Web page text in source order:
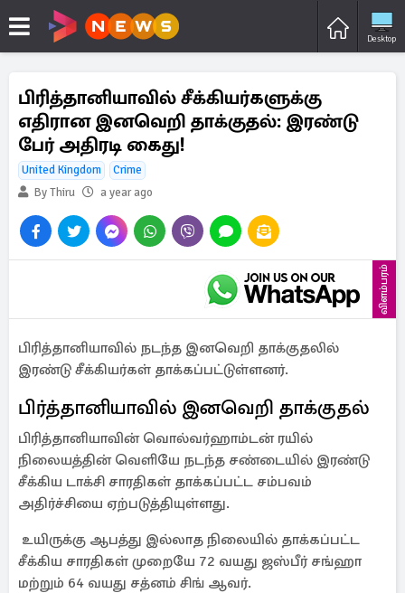
Desktop
பிரித்தானியாவில் சீக்கியர்களுக்கு
எதிரான இனவெறி தாக்குதல்: இரண்டு
பேர் அதிரடி கைது!
United Kingdom
Crime
By Thiru
a year ago
விளம்பரம்
பிரித்தானியாவில் நடந்த இனவெறி தாக்குதலில்
இரண்டு சீக்கியர்கள் தாக்கப்பட்டுள்ளனர்.
பிர்த்தானியாவில் இனவெறி தாக்குதல்
பிரித்தானியாவின் வொல்வர்ஹாம்டன் ரயில்
நிலையத்தின் வெளியே நடந்த சண்டையில் இரண்டு
சீக்கிய டாக்சி சாரதிகள் தாக்கப்பட்ட சம்பவம்
அதிர்ச்சியை ஏற்படுத்தியுள்ளது.
உயிருக்கு ஆபத்து இல்லாத நிலையில் தாக்கப்பட்ட
சீக்கிய சாரதிகள் முறையே 72 வயது ஜஸ்பீர் சங்ஹா
மற்றும் 64 வயது சத்னம் சிங் ஆவர்.